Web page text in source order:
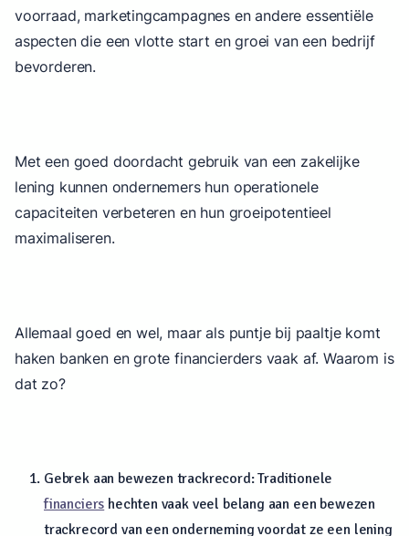
voorraad, marketingcampagnes en andere essentiële
aspecten die een vlotte start en groei van een bedrijf
bevorderen.
Met een goed doordacht gebruik van een zakelijke
lening kunnen ondernemers hun operationele
capaciteiten verbeteren en hun groeipotentieel
maximaliseren.
Allemaal goed en wel, maar als puntje bij paaltje komt
haken banken en grote financierders vaak af. Waarom is
dat zo?
Gebrek aan bewezen trackrecord: Traditionele
financiers hechten vaak veel belang aan een bewezen
trackrecord van een onderneming voordat ze een lening